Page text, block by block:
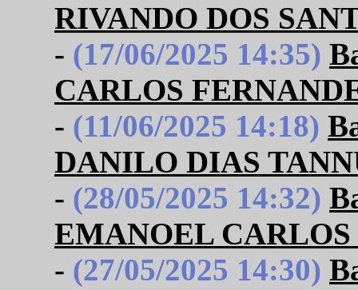
RIVANDO DOS
- (17/06/2025 14:35)
CARLOS
- (11/06/2025 14:18)
DANILO DIAS
- (28/05/2025 14:32)
EMANOEL
- (27/05/2025 14:30)